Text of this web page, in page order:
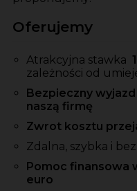
Oferujemy
Atrakcyjna stawka
zależności od
Bezpieczny
naszą firmę
Zwrot kosztu
Zdalna, szybka i
Pomoc finansowa
euro